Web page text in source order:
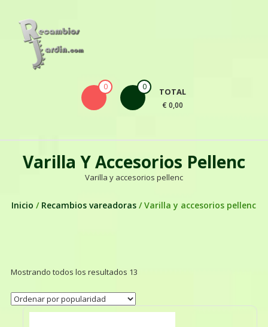
0 0 TOTAL
€ 0,00
Varilla Y Accesorios Pellenc
Varilla y accesorios pellenc
Inicio / Recambios vareadoras / Varilla y accesorios pellenc
Mostrando todos los resultados 13